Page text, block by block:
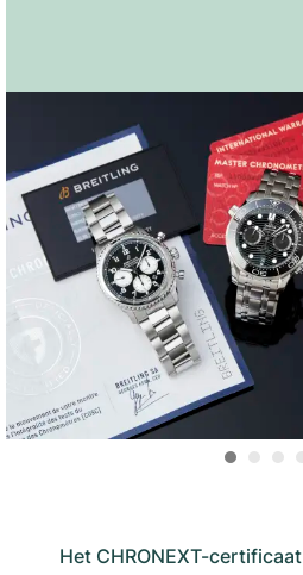
Het CHRONEXT-certificaat